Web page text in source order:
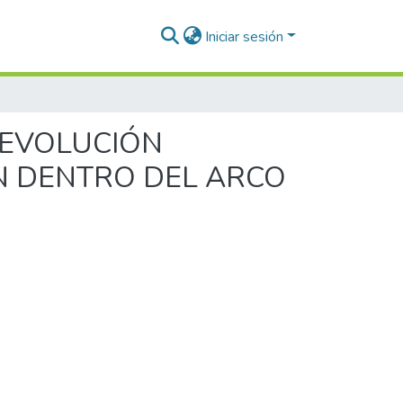
DENTRO DEL ARCO